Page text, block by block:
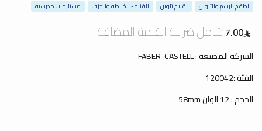
اطقم الرسم والتلوين اقلام تلوين الفنيه - الخياطه والخزف مستلزمات مدرسيه
7.00 شامل ضريبة القيمة المضافة
الشركة المصنعة : FABER-CASTELL
الفئة :120042
الحجم : 12 الوان 58mm